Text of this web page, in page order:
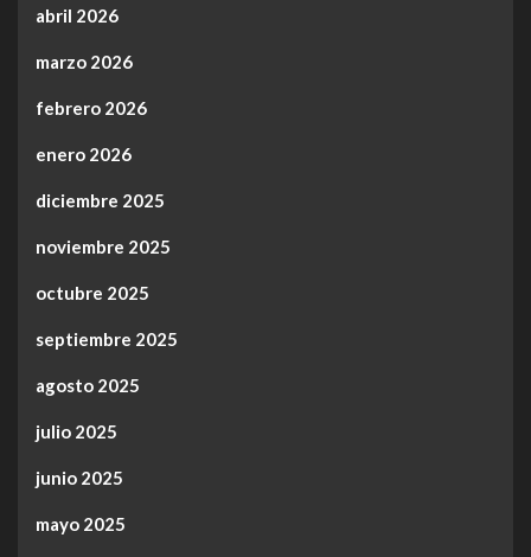
abril 2026
marzo 2026
febrero 2026
enero 2026
diciembre 2025
noviembre 2025
octubre 2025
septiembre 2025
agosto 2025
julio 2025
junio 2025
mayo 2025